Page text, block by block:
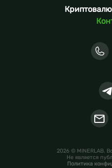
2026 © MINERLAB.
Не является
Политика